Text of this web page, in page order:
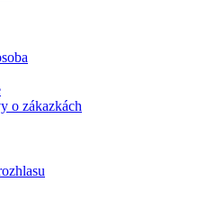
o zákazkách